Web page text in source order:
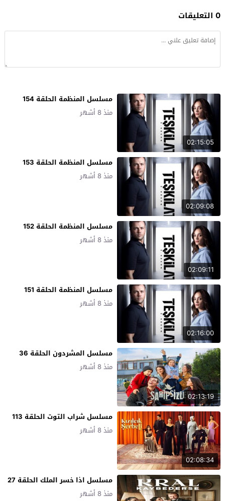
0 التعليقات
02:15:05
مسلسل المنظمة الحلقة 154
منذ 8 أشهر
02:09:08
مسلسل المنظمة الحلقة 153
منذ 8 أشهر
02:09:11
مسلسل المنظمة الحلقة 152
منذ 8 أشهر
02:16:00
مسلسل المنظمة الحلقة 151
منذ 8 أشهر
02:13:19
مسلسل المشردون الحلقة 36
منذ 8 أشهر
02:08:34
مسلسل شراب التوت الحلقة 113
منذ 8 أشهر
مسلسل اذا خسر الملك الحلقة 27
منذ 8 أشهر